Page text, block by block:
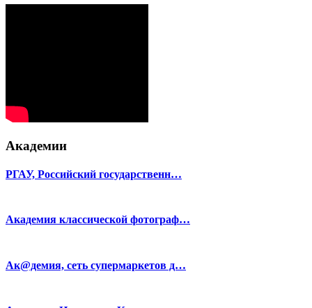
Академии
РГАУ, Российский государственн…
Академия классической фотограф…
Ак@демия, сеть супермаркетов д…